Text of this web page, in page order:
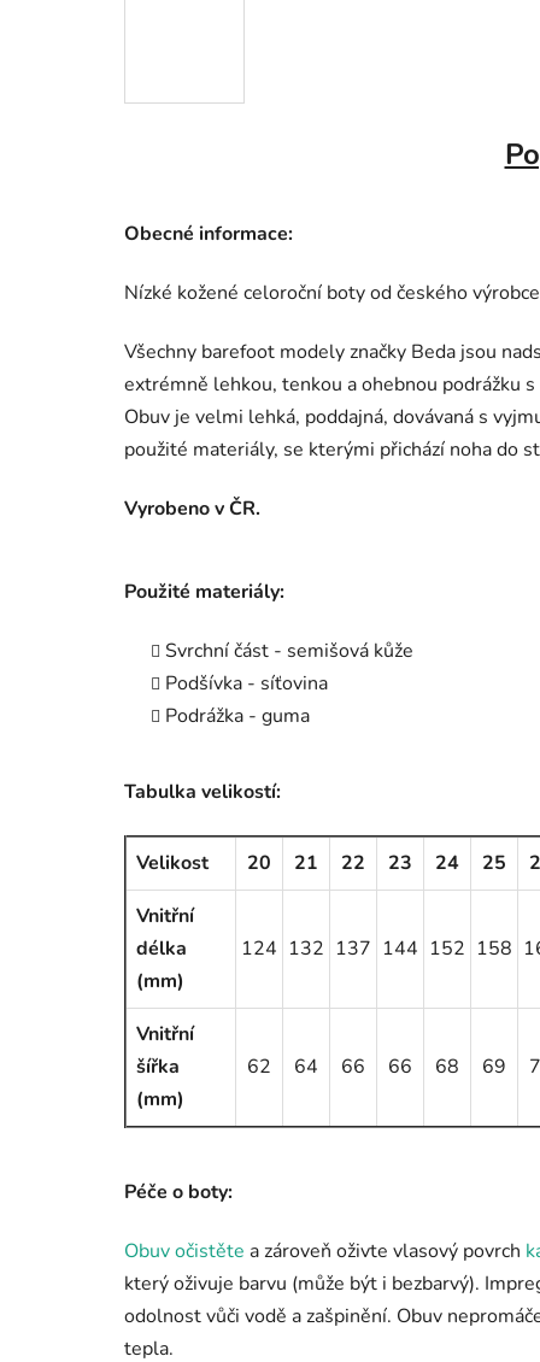
Obecné informace:
Nízké kožené celoroční boty od českého
Všechny barefoot modely značky Beda jsou
extrémně lehkou, tenkou a ohebnou podrážku
Obuv je velmi lehká, poddajná, dovávaná s
použité materiály, se kterými přichází noha do
Vyrobeno v ČR.
Použité materiály:
Svrchní část - semišová kůže
Podšívka - síťovina
Podrážka - guma
Tabulka velikostí:
Velikost 20 21 22 23 24 25
Vnitřní
délka
(mm)
124 132 137 144 152 158
Vnitřní
šířka
(mm)
62 64 66 66 68 69
Péče o boty:
Obuv očistěte a zároveň oživte vlasový povrch
který oživuje barvu (může být i bezbarvý).
odolnost vůči vodě a zašpinění. Obuv
tepla.